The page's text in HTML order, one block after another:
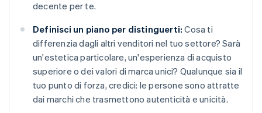
decente per te.
Definisci un piano per distinguerti: Cosa ti
differenzia dagli altri venditori nel tuo settore? Sarà
un'estetica particolare, un'esperienza di acquisto
superiore o dei valori di marca unici? Qualunque sia il
tuo punto di forza, credici: le persone sono attratte
dai marchi che trasmettono autenticità e unicità.